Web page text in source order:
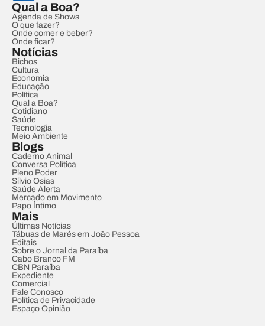
Qual a Boa?
Agenda de Shows
O que fazer?
Onde comer e beber?
Onde ficar?
Notícias
Bichos
Cultura
Economia
Educação
Política
Qual a Boa?
Cotidiano
Saúde
Tecnologia
Meio Ambiente
Blogs
Caderno Animal
Conversa Política
Pleno Poder
Sílvio Osias
Saúde Alerta
Mercado em Movimento
Papo Íntimo
Mais
Últimas Notícias
Tábuas de Marés em João Pessoa
Editais
Sobre o Jornal da Paraíba
Cabo Branco FM
CBN Paraíba
Expediente
Comercial
Fale Conosco
Política de Privacidade
Espaço Opinião